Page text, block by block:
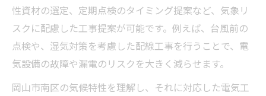
性資材の選定、定期点検のタイミング提案など、気象リ
スクに配慮した工事提案が可能です。例えば、台風前の
点検や、湿気対策を考慮した配線工事を行うことで、電
気設備の故障や漏電のリスクを大きく減らせます。
岡山市南区の気候特性を理解し、それに対応した電気工